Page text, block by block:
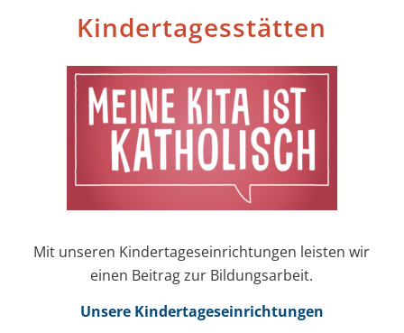
Kinder­tages­stätten
Mit unseren Kinder­tages­einrichtungen leisten wir
einen Beitrag zur Bildungs­arbeit.
Unsere Kinder­tages­einrichtungen